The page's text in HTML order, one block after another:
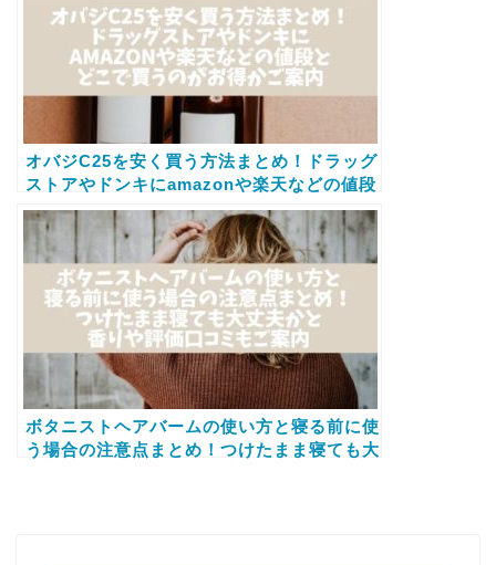
オバジC25を安く買う方法まとめ！ドラッグ
ストアやドンキにamazonや楽天などの値段
とどこで買うのがお得かご案内
ボタニストヘアバームの使い方と寝る前に使
う場合の注意点まとめ！つけたまま寝ても大